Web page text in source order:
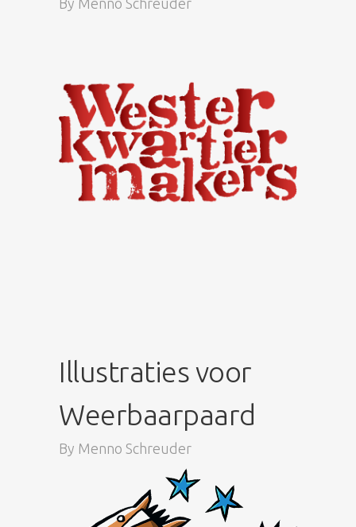
By Menno Schreuder
Illustraties voor
Weerbaarpaard
By Menno Schreuder